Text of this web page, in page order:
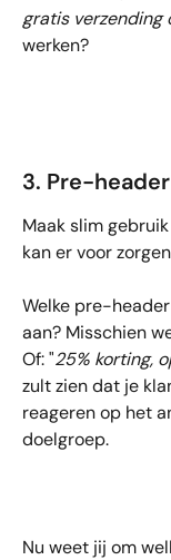
gratis verzending
werken?
3. Pre-header
Maak slim
kan er voor
Welke pre-
aan? Misschien
Of: "25% korting,
zult zien dat je
reageren op het
doelgroep.
Nu weet jij om